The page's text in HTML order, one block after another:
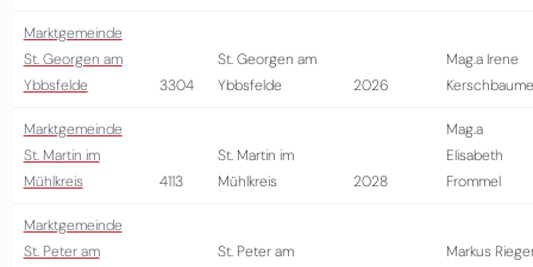
Marktgemeinde
St. Georgen am
Ybbsfelde
3304
St. Georgen am
Ybbsfelde
2026
Mag.a Irene
Marktgemeinde
St. Martin im
Mühlkreis
4113
St. Martin im
Mühlkreis
2028
Mag.a
Elisabeth
Frommel
Marktgemeinde
St. Peter am
St. Peter am
Markus